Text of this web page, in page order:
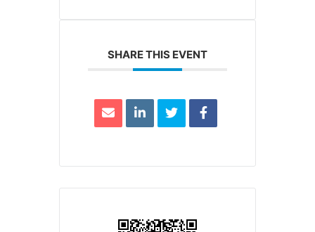
SHARE THIS EVENT